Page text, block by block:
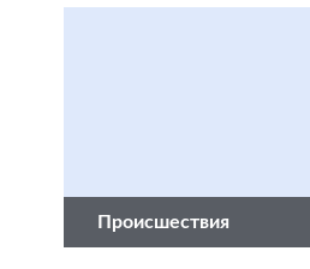
Происшествия